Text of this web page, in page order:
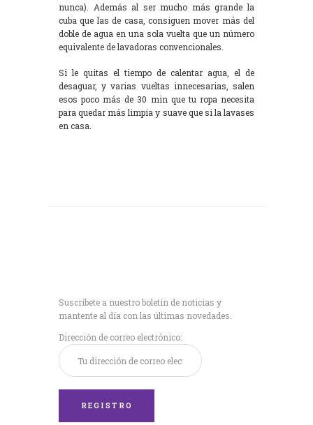
nunca). Además al ser mucho más grande la
cuba que las de casa, consiguen mover más del
doble de agua en una sola vuelta que un número
equivalente de lavadoras convencionales.
Si le quitas el tiempo de calentar agua, el de
desaguar, y varias vueltas innecesarias, salen
esos poco más de 30 min que tu ropa necesita
para quedar más limpia y suave que si la lavases
en casa.
Suscríbete a nuestro boletín de noticias y
mantente al día con las últimas novedades.
Dirección de correo electrónico: